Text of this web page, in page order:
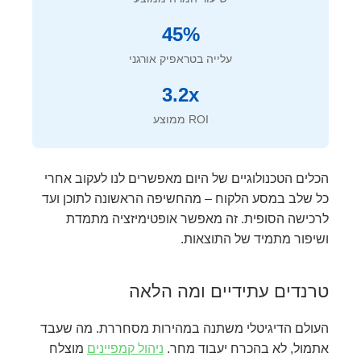
45%
עלייה בטראפיק אורגני
3.2x
ROI ממוצע
הכלים הטכנולוגיים של היום מאפשרים לנו לעקוב אחרי
כל שלב במסע הלקוח – מהחשיפה הראשונה לתוכן ועד
לרכישה הסופית. זה מאפשר אופטימיזציה מתמדת
ושיפור מתמיד של התוצאות.
טרנדים עתידיים ומה הלאה
העולם הדיגיטלי משתנה במהירות מסחררת. מה שעבד
אתמול, לא בהכרח יעבוד מחר. ניהול קמפיינים מוצלח